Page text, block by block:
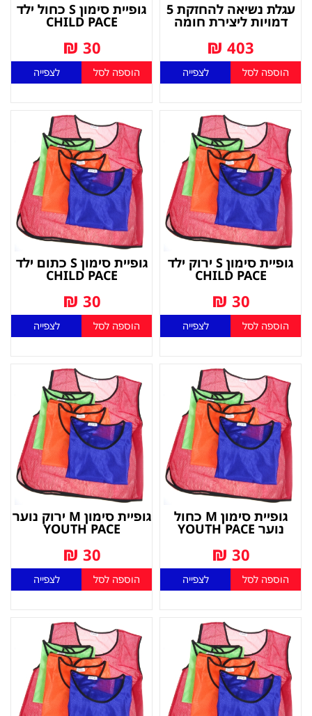
עגלת נשיאה להחזקת 5
דמויות ליצירת חומה
403
₪
הוספה לסל לצפייה
גופיית סימון S כחול ילד
CHILD PACE
30
₪
הוספה לסל לצפייה
גופיית סימון S ירוק ילד
CHILD PACE
30
₪
הוספה לסל לצפייה
גופיית סימון S כתום ילד
CHILD PACE
30
₪
הוספה לסל לצפייה
גופיית סימון M כחול
נוער YOUTH PACE
30
₪
הוספה לסל לצפייה
גופיית סימון M ירוק נוער
YOUTH PACE
30
₪
הוספה לסל לצפייה